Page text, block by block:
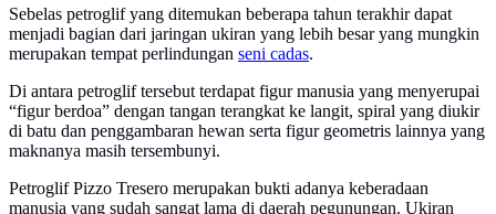
Sebelas petroglif yang ditemukan beberapa tahun terakhir dapat
menjadi bagian dari jaringan ukiran yang lebih besar yang mungkin
merupakan tempat perlindungan seni cadas.
Di antara petroglif tersebut terdapat figur manusia yang menyerupai
“figur berdoa” dengan tangan terangkat ke langit, spiral yang diukir
di batu dan penggambaran hewan serta figur geometris lainnya yang
maknanya masih tersembunyi.
Petroglif Pizzo Tresero merupakan bukti adanya keberadaan
manusia yang sudah sangat lama di daerah pegunungan. Ukiran